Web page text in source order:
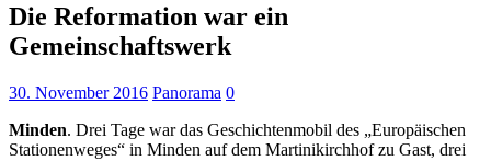
Die Reformation war ein
Gemeinschaftswerk
30. November 2016 Panorama 0
Minden. Drei Tage war das Geschichtenmobil des „Europäischen
Stationenweges“ in Minden auf dem Martinikirchhof zu Gast, drei